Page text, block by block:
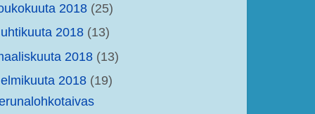
2018 (25)
2018 (13)
2018 (13)
2018 (19)